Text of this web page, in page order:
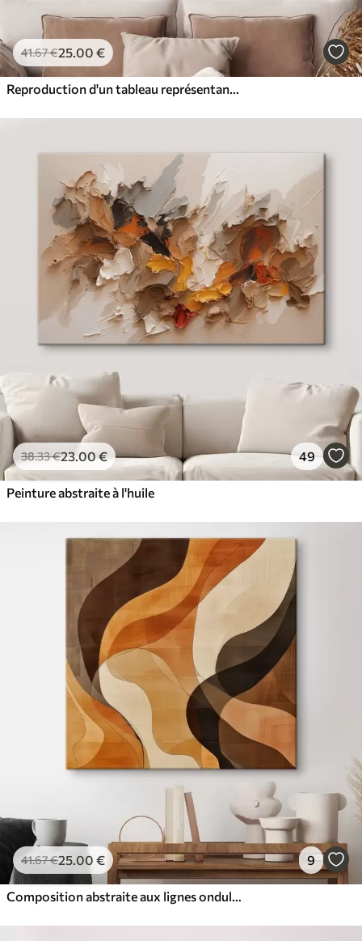
41.67€25.00 €
Reproduction d'un tableau représentant une jeune fille avec des fleurs dans les cheveux
38.33€23.00€ 49
Peinture abstraite à l'huile
41.67€25.00 € 9
Composition abstraite aux lignes ondulées dynamiques, dans une palette de tons brun terre cuite